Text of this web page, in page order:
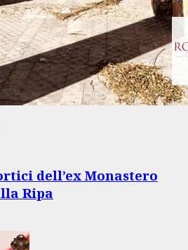
dell’ex Monastero
Ripa